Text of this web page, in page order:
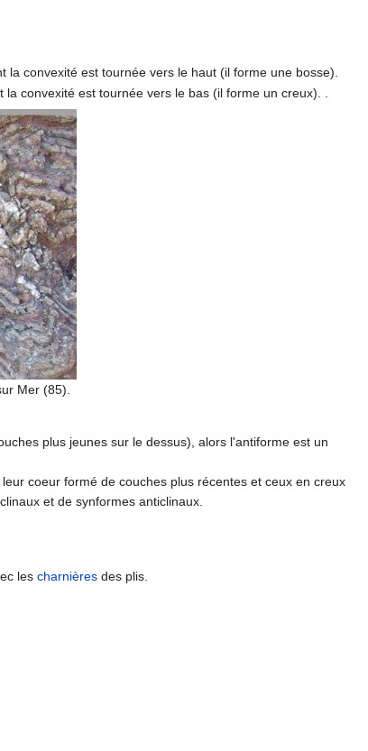
convexité est tournée vers le haut (il forme une bosse).
convexité est tournée vers le bas (il forme un creux). .
Mer (85).
plus jeunes sur le dessus), alors l'antiforme est un
coeur formé de couches plus récentes et ceux en creux
et de synformes anticlinaux.
lescharnières des plis.